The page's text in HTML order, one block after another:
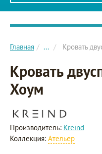
Главное меню сайта
Главная ... Кровать
Кровать
Хоум
Производитель: Kreind
Коллекция: Ательер